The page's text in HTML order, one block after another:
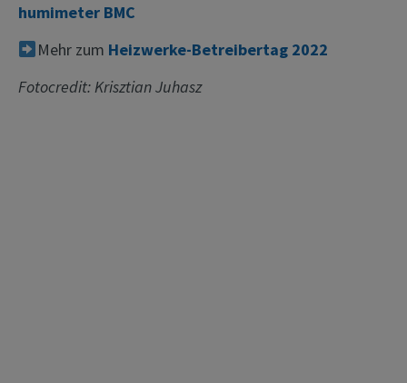
humimeter BMC
Mehr zum Heizwerke-Betreibertag 2022
Fotocredit: Krisztian Juhasz